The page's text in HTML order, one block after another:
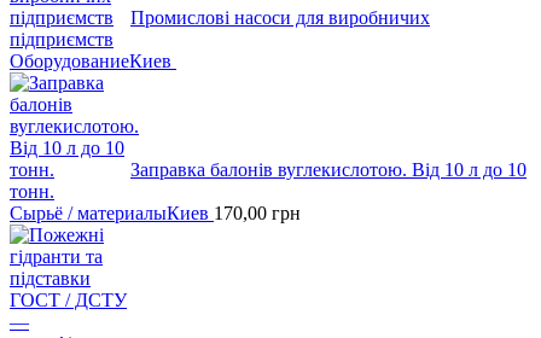
Промислові насоси для виробничих
підприємств
ОборудованиеКиев
Заправка балонів вуглекислотою. Від 10 л до 10
тонн.
Сырьё / материалыКиев 170,00 грн